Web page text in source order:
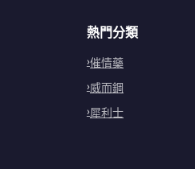
熱門分類
催情藥
威而鋼
犀利士